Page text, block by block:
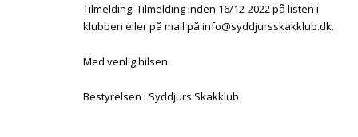
Tilmelding: Tilmelding inden 16/12-2022 på listen i
klubben eller på mail på info@syddjursskakklub.dk.
Med venlig hilsen
Bestyrelsen i Syddjurs Skakklub